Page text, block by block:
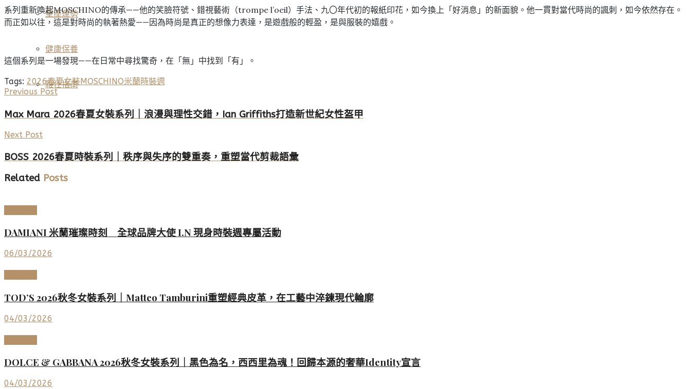
星座運勢
健康保養
雅仕指南
系列重新喚起MOSCHINO的傳承——他的笑臉符號、錯視藝術（trompe l’oeil）手法、九〇年代初的報紙印花，如今換上「好消息」的新面貌。他一貫對當代時尚的諷刺，如今依然存在。
而正如以往，這是對時尚的執著熱愛——因為時尚是真正的想像力表達，是遊戲般的輕盈，是與服裝的嬉戲。
這個系列是一場發現——在日常中尋找驚奇，在「無」中找到「有」。
Tags: 2026春夏女裝MOSCHINO米蘭時裝週
Previous Post
Max Mara 2026春夏女裝系列｜浪漫與理性交錯，Ian Griffiths打造新世紀女性盔甲
Next Post
BOSS 2026春夏時裝系列｜秩序與失序的雙重奏，重塑當代剪裁語彙
Related Posts
DAMIANI 米蘭璀璨時刻 全球品牌大使 I.N 現身時裝週專屬活動
06/03/2026
TOD’S 2026秋冬女裝系列｜Matteo Tamburini重塑經典皮革，在工藝中淬鍊現代輪廓
04/03/2026
DOLCE & GABBANA 2026秋冬女裝系列｜黑色為名，西西里為魂！回歸本源的奢華Identity宣言
04/03/2026